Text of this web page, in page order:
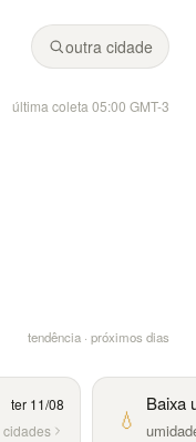
de 16° e
outra cidade
última coleta 05:00 GMT-3
tendência · próximos dias
ter 11/08
cidades 💧
Baixa